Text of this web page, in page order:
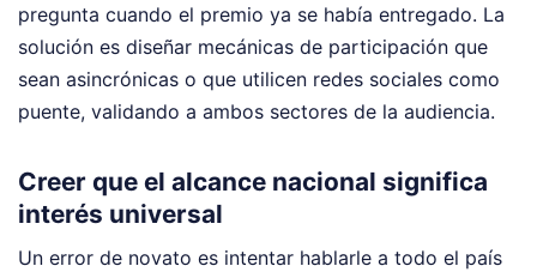
pregunta cuando el premio ya se había entregado. La
solución es diseñar mecánicas de participación que
sean asincrónicas o que utilicen redes sociales como
puente, validando a ambos sectores de la audiencia.
Creer que el alcance nacional significa
interés universal
Un error de novato es intentar hablarle a todo el país